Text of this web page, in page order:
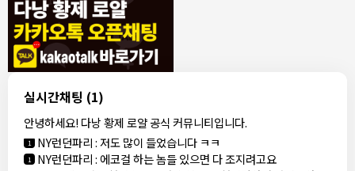
실시간채팅 (1)
안녕하세요! 다낭 황제 로얄 공식 커뮤니티입니다.
8/4/2026
1 모기한테물림:여기도 문의해보면 바로 알려줌
1 모기한테물림:정찰가보다 쌀수 없음
1 결혼안해:ㄹㅇ 팩트 ㅋㅋㅋㅋ
결혼안해:ㄹㅇ 팩트 ㅋㅋㅋㅋ
8/5/2026
NY런던파리 :다낭 에코걸 여기서 예약 가능한가요?
1 3군:에코걸 좀 조심 하는게 좋음
1 NY런던파리:저도 많이 들었습니다 ㅋㅋ
1 NY런던파리: 에코걸 하는 놈들 있으면 다 조지려고요